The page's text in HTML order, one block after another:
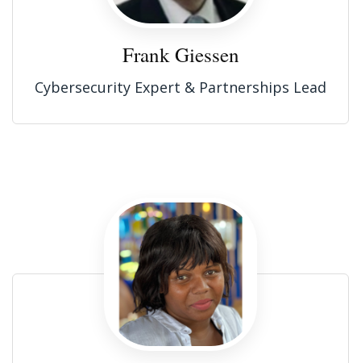
Frank Giessen
Cybersecurity Expert & Partnerships Lead